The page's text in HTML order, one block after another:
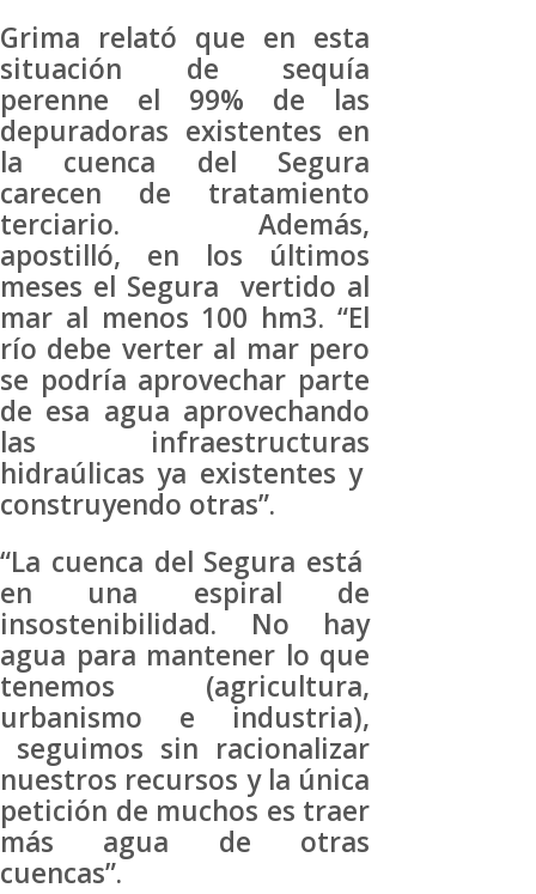
Grima relató que en esta
situación de sequía
perenne el 99% de las
depuradoras existentes en
la cuenca del Segura
carecen de tratamiento
terciario. Además,
apostilló, en los últimos
meses el Segura vertido al
mar al menos 100 hm3. “El
río debe verter al mar pero
se podría aprovechar parte
de esa agua aprovechando
las infraestructuras
hidraúlicas ya existentes y
construyendo otras”.
“La cuenca del Segura está
en una espiral de
insostenibilidad. No hay
agua para mantener lo que
tenemos (agricultura,
urbanismo e industria),
seguimos sin racionalizar
nuestros recursos y la única
petición de muchos es traer
más agua de otras
cuencas”.